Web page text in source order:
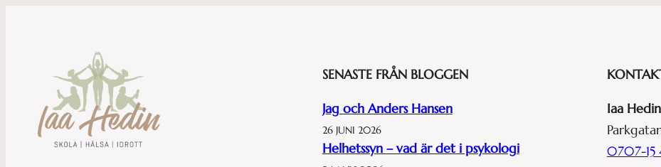
SENASTE FRÅN BLOGGEN
Jag och Anders Hansen
26 JUNI 2026
Helhetssyn – vad är det i psykologi
Iaa Hedin
0707-15